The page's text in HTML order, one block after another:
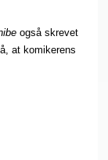
også skrevet
at komikerens